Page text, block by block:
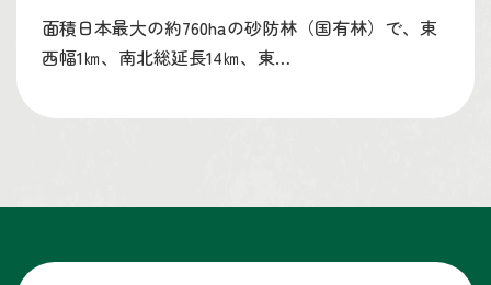
面積日本最大の約760haの砂防林（国有林）で、東
西幅1㎞、南北総延長14㎞、東…